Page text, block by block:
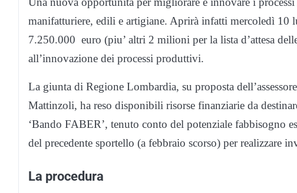
manifatturiere, edili e artigiane. Aprirà infatti mercoledì
7.250.000 euro (piu’ altri 2 milioni per la lista d’attesa
all’innovazione dei processi produttivi.
La giunta di Regione Lombardia, su proposta
Mattinzoli, ha reso disponibili risorse finanziarie da
‘Bando FABER’, tenuto conto del potenziale fabbisogno
del precedente sportello (a febbraio scorso) per realizzare
La procedura